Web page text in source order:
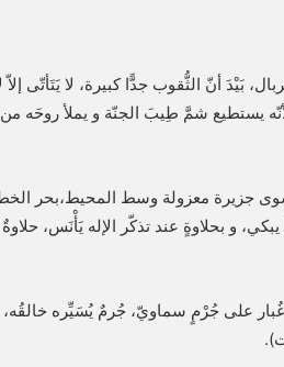
بَيْدَ أنّ الثُّقوب جدًّا كبيرة، لا يَتَأتّى
يستطيع شمَّ طِيبَ الجنّة و يملأ روحَه
جزيرة معزولة وسط المحيط،بحر
و بحلاوةٍ عند تذكّر الإله يَأْنَس، حلاوةٌ
على جُرْمٍ سماويّ، جُرمٌ يُسَيِّره